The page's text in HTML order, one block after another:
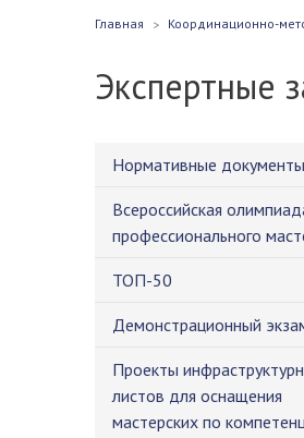
Главная Координационно-
Экспертные
Нормативные документы
Всероссийская
профессионального
ТОП-50
Демонстрационный
Проекты
листов для оснащения
мастерских по